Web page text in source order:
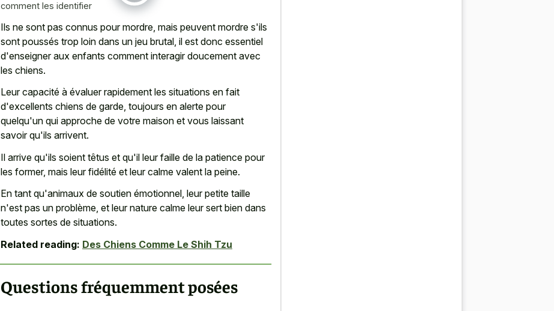
comment les identifier
Ils ne sont pas connus pour mordre, mais peuvent mordre s'ils
sont poussés trop loin dans un jeu brutal, il est donc essentiel
d'enseigner aux enfants comment interagir doucement avec
les chiens.
Leur capacité à évaluer rapidement les situations en fait
d'excellents chiens de garde, toujours en alerte pour
quelqu'un qui approche de votre maison et vous laissant
savoir qu'ils arrivent.
Il arrive qu'ils soient têtus et qu'il leur faille de la patience pour
les former, mais leur fidélité et leur calme valent la peine.
En tant qu'animaux de soutien émotionnel, leur petite taille
n'est pas un problème, et leur nature calme leur sert bien dans
toutes sortes de situations.
Related reading: Des Chiens Comme Le Shih Tzu
Questions fréquemment posées